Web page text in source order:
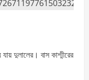
যায় দুলালের। বাস কাশ্মীরের